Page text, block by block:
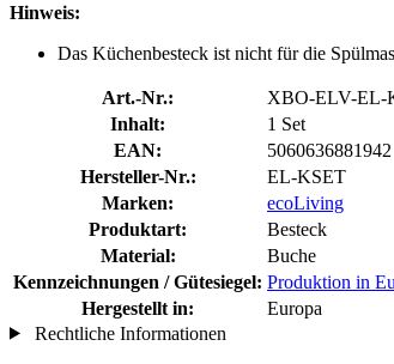
Hinweis:
Das Küchenbesteck ist nicht für die
Art.-Nr.:
XBO-ELV-EL-
Inhalt:
1 Set
EAN:
5060636881942
Hersteller-Nr.:
EL-KSET
Marken:
ecoLiving
Produktart:
Besteck
Material:
Buche
Kennzeichnungen / Gütesiegel: Produktion in
Hergestellt in:
Europa
Rechtliche Informationen